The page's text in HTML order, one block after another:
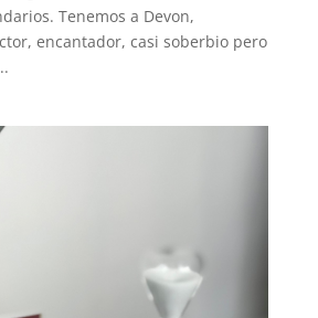
Tenemos a Devon,
encantador, casi soberbio pero